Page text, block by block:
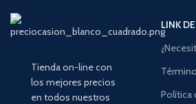
Tienda on-line con
los mejores precios
en todos nuestros
LINK
Política